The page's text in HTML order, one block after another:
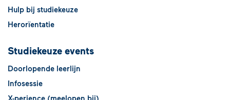
Hulp bij studiekeuze
Herorïentatie
Studiekeuze events
Doorlopende leerlijn
Infosessie
X-perience (meelopen bij)